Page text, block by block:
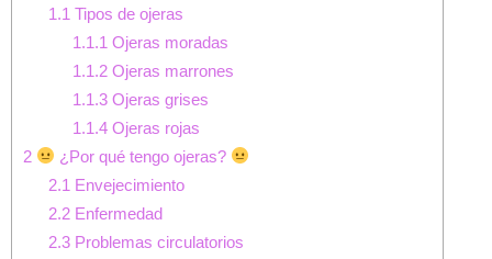
1.1 Tipos de ojeras
1.1.1 Ojeras moradas
1.1.2 Ojeras marrones
1.1.3 Ojeras grises
1.1.4 Ojeras rojas
2
¿Por qué tengo ojeras?
2.1 Envejecimiento
2.2Enfermedad
2.3Problemas circulatorios